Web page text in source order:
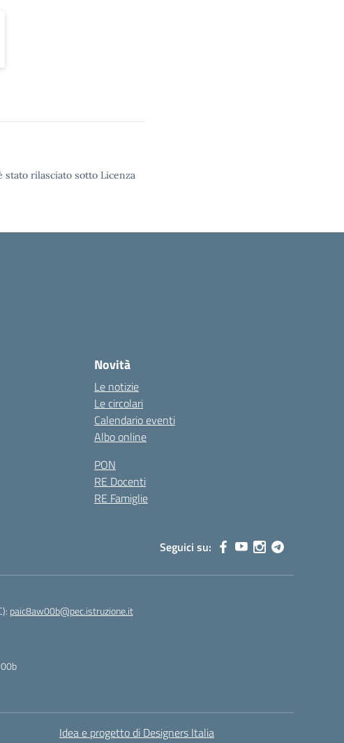
stato rilasciato sotto Licenza
Novità
Le notizie
Le circolari
Calendario eventi
Albo online
PON
RE Docenti
RE Famiglie
Seguici su:
paic8aw00b@pec.istruzione.it
Idea e progetto di Designers Italia